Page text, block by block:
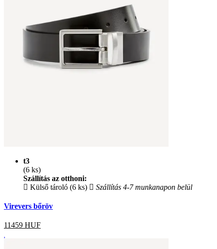
t3
(6 ks)
Szállítás az otthoni:
Külső tároló (6 ks)
Szállítás 4-7 munkanapon belül
Virevers bőröv
11459 HUF